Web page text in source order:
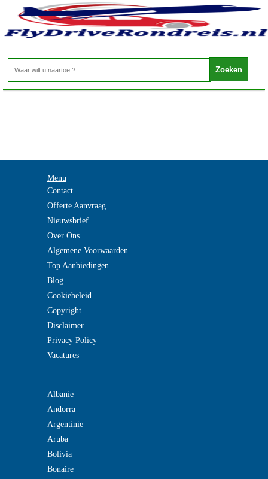
Italie - Venetie
Home>
Menu
Contact
Offerte Aanvraag
Nieuwsbrief
Over Ons
Algemene Voorwaarden
Top Aanbiedingen
Blog
Cookiebeleid
Copyright
Disclaimer
Privacy Policy
Vacatures
Albanie
Andorra
Argentinie
Aruba
Bolivia
Bonaire